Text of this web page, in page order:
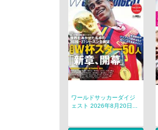
ワールドサッカーダイジ
ェスト 2026年8月20日...